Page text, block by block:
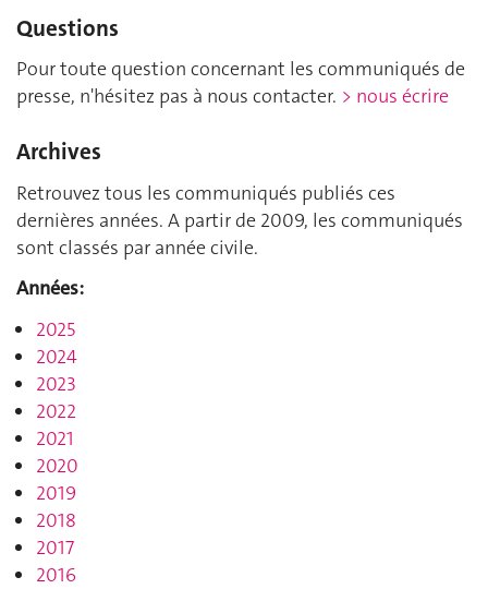
Questions
Pour toute question concernant les communiqués de
presse, n'hésitez pas à nous contacter. > nous écrire
Archives
Retrouvez tous les communiqués publiés ces
dernières années. A partir de 2009, les communiqués
sont classés par année civile.
Années:
2025
2024
2023
2022
2021
2020
2019
2018
2017
2016